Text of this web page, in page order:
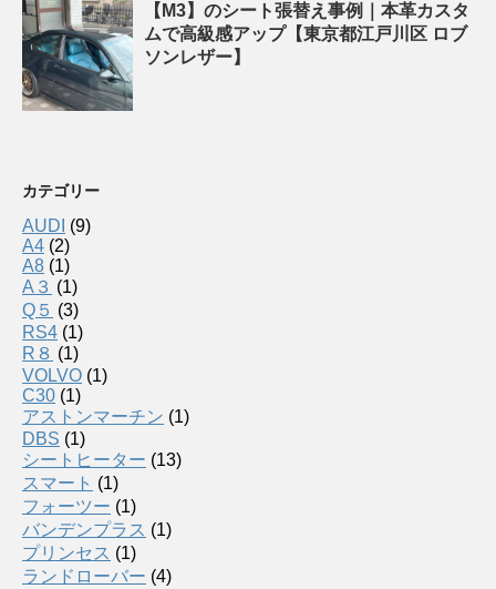
【M3】のシート張替え事例｜本革カスタ
ムで高級感アップ【東京都江戸川区 ロブ
ソンレザー】
カテゴリー
AUDI (9)
A4 (2)
A8 (1)
A３ (1)
Q５ (3)
RS4 (1)
R８ (1)
VOLVO (1)
C30 (1)
アストンマーチン (1)
DBS (1)
シートヒーター (13)
スマート (1)
フォーツー (1)
バンデンプラス (1)
プリンセス (1)
ランドローバー (4)